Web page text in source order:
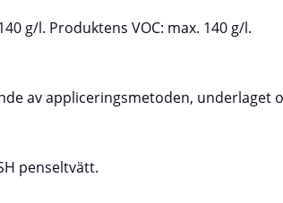
g/l. Produktens VOC: max. 140 g/l.
av appliceringsmetoden, underlaget
penseltvätt.